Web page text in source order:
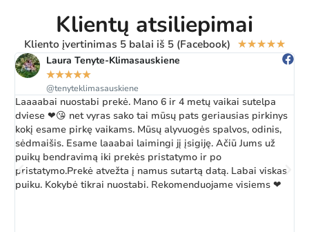
Klientų atsiliepimai
Kliento įvertinimas 5 balai iš 5 (Facebook) ★★★★★
Laura Tenyte-Klimasauskiene
★★★★★
@tenyteklimasauskiene
Laaaabai nuostabi prekė. Mano 6 ir 4 metų vaikai sutelpa
dviese ❤😘 net vyras sako tai mūsų pats geriausias pirkinys
kokį esame pirkę vaikams. Mūsų alyvuogės spalvos, odinis,
sėdmaišis. Esame laaabai laimingi jį įsigiję. Ačiū Jums už
puikų bendravimą iki prekės pristatymo ir po
pristatymo.Prekė atvežta į namus sutartą datą. Labai viskas
puiku. Kokybė tikrai nuostabi. Rekomenduojame visiems ❤